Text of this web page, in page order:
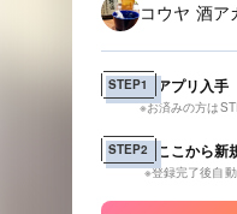
ねぐらの避難所的
いい画像あればくだ
コウヤ 酒ア
STEP1 アプリ入手
※お済みの方は
STEP2 ここから
※登録完了後自